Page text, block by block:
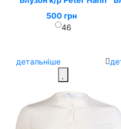
500 грн
46
детальніше